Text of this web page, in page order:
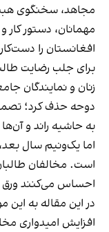
مجاهد، سخنگوی
مهمانان، دستور
افغانستان را
برای جلب رضایت
زنان و نمایندگان
دوحه حذف کرد؛
به حاشیه راند و
اما یک‌ونیم سال
است. مخالفان
احساس می‌کنند ورق
در این مقاله به
افزایش امیدواری